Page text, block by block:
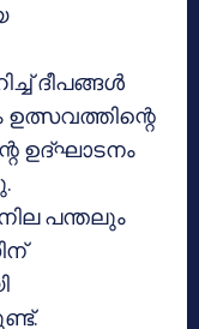
ദീപങ്ങള്‍
ഉദ്ഘാടനം
പന്തലും